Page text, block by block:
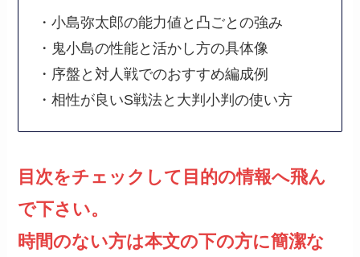
・小島弥太郎の能力値と凸ごとの強み
・鬼小島の性能と活かし方の具体像
・序盤と対人戦でのおすすめ編成例
・相性が良いS戦法と大判小判の使い方
目次をチェックして目的の情報へ飛ん
で下さい。
時間のない方は本文の下の方に簡潔な